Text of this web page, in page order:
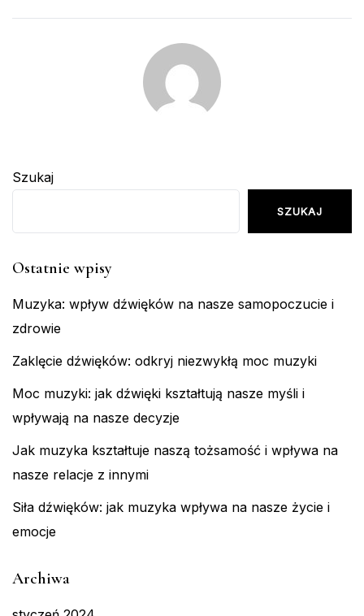
Szukaj
SZUKAJ
Ostatnie wpisy
Muzyka: wpływ dźwięków na nasze samopoczucie i
zdrowie
Zaklęcie dźwięków: odkryj niezwykłą moc muzyki
Moc muzyki: jak dźwięki kształtują nasze myśli i
wpływają na nasze decyzje
Jak muzyka kształtuje naszą tożsamość i wpływa na
nasze relacje z innymi
Siła dźwięków: jak muzyka wpływa na nasze życie i
emocje
Archiwa